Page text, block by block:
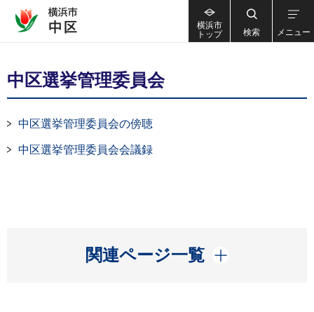
横浜市
トップ
検索 メニュー
中区選挙管理委員会
中区選挙管理委員会の傍聴
中区選挙管理委員会会議録
関連ページ一覧
開く